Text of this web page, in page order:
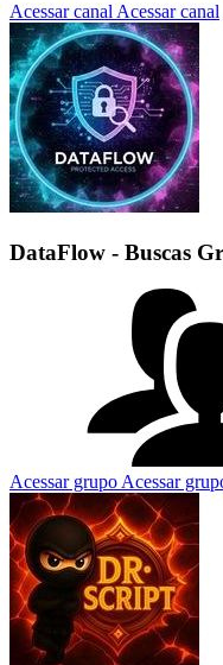
Acessar canal Acessar canal
DataFlow - Buscas
Acessar grupo Acessar